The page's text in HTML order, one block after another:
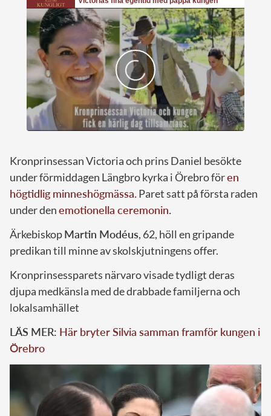
Kronprinsessan Victoria och prins Daniel besökte
under förmiddagen Längbro kyrka i Örebro fören
högtidlig minneshögmässa.Paret satt på första raden
under denemotionella ceremonin.
ÄrkebiskopMartin Modéus, 62, höll en gripande
predikan till minne av skolskjutningens offer.
Kronprinsessparets närvaro visade tydligt deras
djupa medkänsla med de drabbade familjerna och
lokalsamhället
LÄS MER: Här bryter Silvia samman framför kungen i
Örebro